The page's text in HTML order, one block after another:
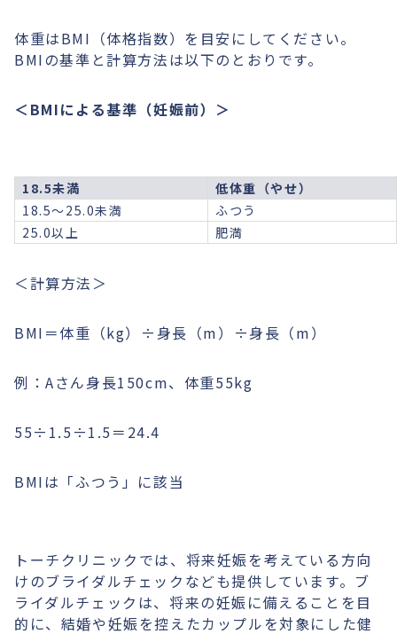
体重はBMI（体格指数）を目安にしてください。
BMIの基準と計算方法は以下のとおりです。
＜BMIによる基準（妊娠前）＞
18.5未満
低体重（やせ）
18.5～25.0未満
ふつう
25.0以上
肥満
＜計算方法＞
BMI＝体重（kg）÷身長（m）÷身長（m）
例：Aさん身長150cm、体重55kg
55÷1.5÷1.5＝24.4
BMIは「ふつう」に該当
トーチクリニックでは、将来妊娠を考えている方向
けのブライダルチェックなども提供しています。ブ
ライダルチェックは、将来の妊娠に備えることを目
的に、結婚や妊娠を控えたカップルを対象にした健